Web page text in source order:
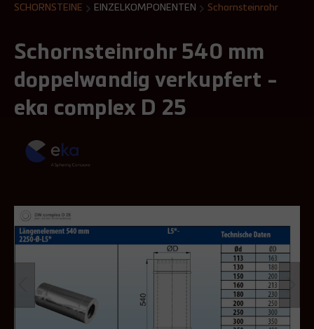
SCHORNSTEINE EINZELKOMPONENTEN Schornsteinrohr
Schornsteinrohr 540 mm
doppelwandig verkupfert -
eka complex D 25